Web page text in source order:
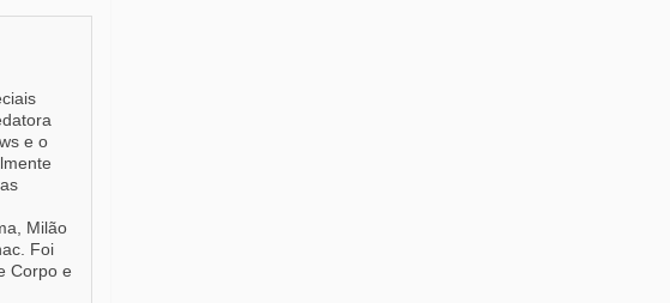
e o
Milão
Foi
Corpo e